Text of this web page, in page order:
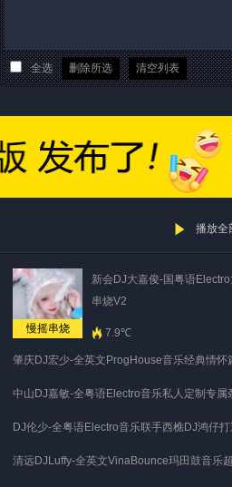
全选 删除所选 清空列表
播放全
慢摇串烧
新会DJ大嘉俊-国粤语
串烧V2
7.9℃
肇庆DJ宏少-全英文ProgHouse音乐经典情怀
中山DJ嘉敏-全粤语Electro音乐私人定制专属
DJ伦少-全粤语Electro音乐联手西樵DJ鸿仔
清远DJLuffy-全英文VinaBounce玛田鼓音乐